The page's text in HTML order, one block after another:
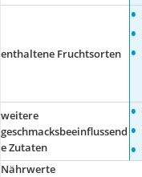
enthaltene Fruchtsorten
•
•
•
weitere
geschmacksbeeinflussend
e Zutaten
•
•
•
Nährwerte